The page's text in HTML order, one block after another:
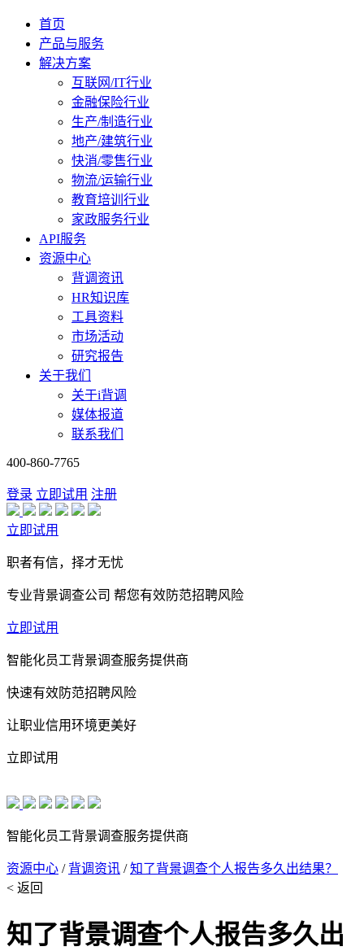
首页
产品与服务
解决方案
互联网/IT行业
金融保险行业
生产/制造行业
地产/建筑行业
快消/零售行业
物流/运输行业
教育培训行业
家政服务行业
API服务
资源中心
背调资讯
HR知识库
工具资料
市场活动
研究报告
关于我们
关于i背调
媒体报道
联系我们
400-860-7765
登录 立即试用 注册
立即试用
职者有信，择才无忧
专业背景调查公司 帮您有效防范招聘风险
立即试用
智能化员工背景调查服务提供商
快速有效防范招聘风险
让职业信用环境更美好
立即试用
智能化员工背景调查服务提供商
资源中心 / 背调资讯 /知了背景调查个人报告多久出结果？
< 返回
知了背景调查个人报告多久出